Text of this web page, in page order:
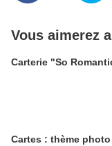
Vous aimerez
Carterie "So
Cartes : thème